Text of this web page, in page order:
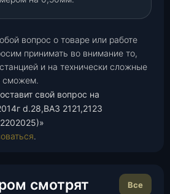
вопрос о товаре или работе
принимать во внимание то,
и на технически сложные
сможем.
свой вопрос на
d.28,ВАЗ 2121,2123
.
смотрят Все